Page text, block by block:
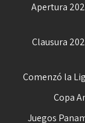
Apertura
Clausura
Comenzó la
Copa
Juegos